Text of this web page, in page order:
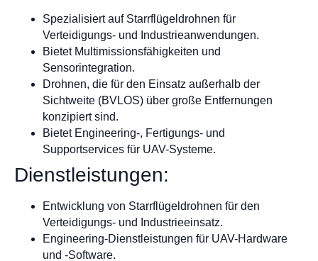
Spezialisiert auf Starrflügeldrohnen für
Verteidigungs- und Industrieanwendungen.
Bietet Multimissionsfähigkeiten und
Sensorintegration.
Drohnen, die für den Einsatz außerhalb der
Sichtweite (BVLOS) über große Entfernungen
konzipiert sind.
Bietet Engineering-, Fertigungs- und
Supportservices für UAV-Systeme.
Dienstleistungen:
Entwicklung von Starrflügeldrohnen für den
Verteidigungs- und Industrieeinsatz.
Engineering-Dienstleistungen für UAV-Hardware
und -Software.